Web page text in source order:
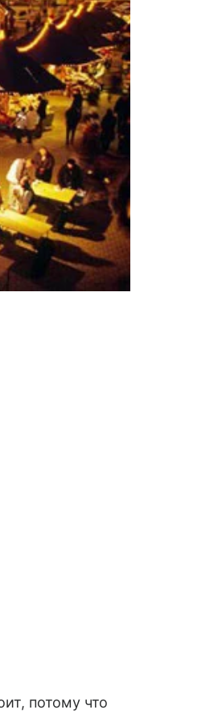
потому что